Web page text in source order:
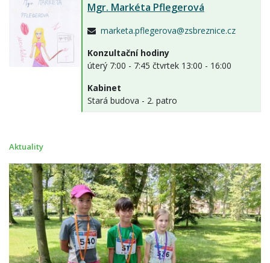
Mgr. Markéta Pflegerová
marketa.pflegerova@zsbreznice.cz
Konzultační hodiny
úterý 7:00 - 7:45 čtvrtek 13:00 - 16:00
Kabinet
Stará budova - 2. patro
Aktuality